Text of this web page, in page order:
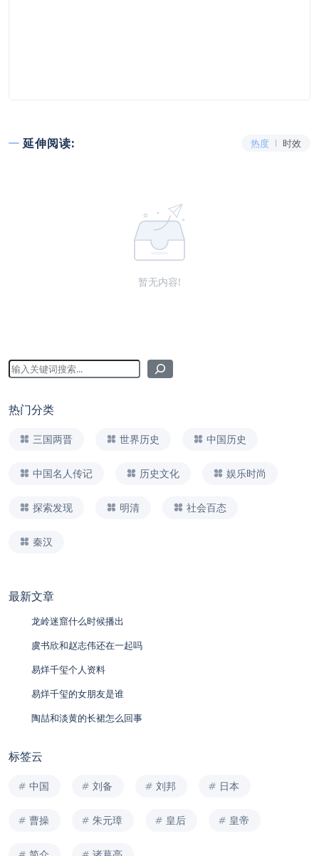
延伸阅读: 热度 时效
暂无内容!
热门分类
三国两晋 世界历史 中国历史
中国名人传记 历史文化 娱乐时尚
探索发现 明清 社会百态
秦汉
最新文章
龙岭迷窟什么时候播出
虞书欣和赵志伟还在一起吗
易烊千玺个人资料
易烊千玺的女朋友是谁
陶喆和淡黄的长裙怎么回事
标签云
中国 刘备 刘邦 日本
曹操 朱元璋 皇后 皇帝